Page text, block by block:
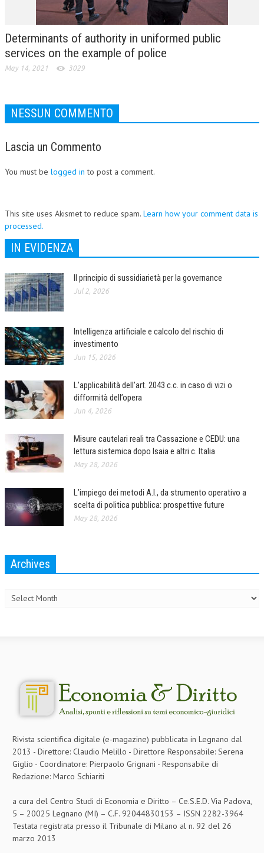
Determinants of authority in uniformed public
services on the example of police
May 14, 2021 3029
NESSUN COMMENTO
Lascia un Commento
You must be logged in to post a comment.
This site uses Akismet to reduce spam. Learn how your comment data is
processed.
IN EVIDENZA
Il principio di sussidiarietà per la governance
Jul 2, 2026
Intelligenza artificiale e calcolo del rischio di
investimento
Jun 15, 2026
L’applicabilità dell’art. 2043 c.c. in caso di vizi o
difformità dell’opera
Jun 4, 2026
Misure cautelari reali tra Cassazione e CEDU: una
lettura sistemica dopo Isaia e altri c. Italia
May 28, 2026
L’impiego dei metodi A.I., da strumento operativo a
scelta di politica pubblica: prospettive future
May 28, 2026
Archives
Rivista scientifica digitale (e-magazine) pubblicata in Legnano dal
2013 - Direttore: Claudio Melillo - Direttore Responsabile: Serena
Giglio - Coordinatore: Pierpaolo Grignani - Responsabile di
Redazione: Marco Schiariti
a cura del Centro Studi di Economia e Diritto – Ce.S.E.D. Via Padova,
5 – 20025 Legnano (MI) – C.F. 92044830153 – ISSN 2282-3964
Testata registrata presso il Tribunale di Milano al n. 92 del 26
marzo 2013